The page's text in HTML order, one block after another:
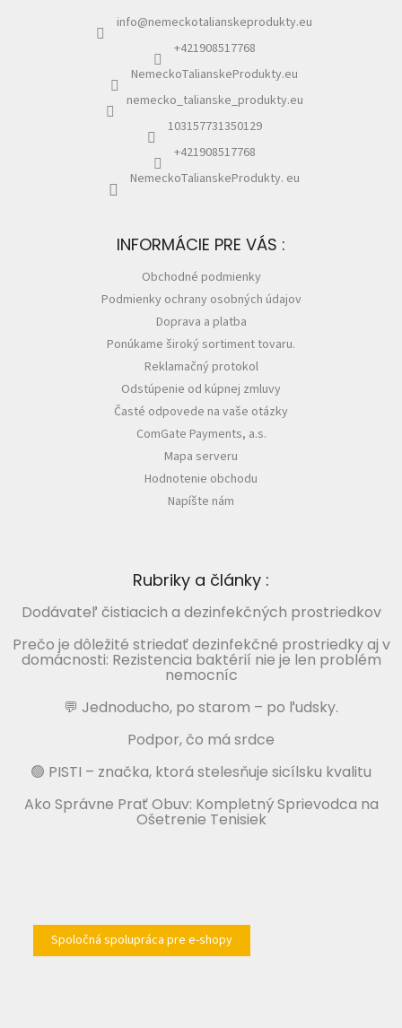
info@nemeckotalianskeprodukty.eu
+421908517768
NemeckoTalianskeProdukty.eu
nemecko_talianske_produkty.eu
103157731350129
+421908517768
NemeckoTalianskeProdukty. eu
INFORMÁCIE PRE VÁS :
Obchodné podmienky
Podmienky ochrany osobných údajov
Doprava a platba
Ponúkame široký sortiment tovaru.
Reklamačný protokol
Odstúpenie od kúpnej zmluvy
Časté odpovede na vaše otázky
ComGate Payments, a.s.
Mapa serveru
Hodnotenie obchodu
Napíšte nám
Rubriky a články :
Dodávateľ čistiacich a dezinfekčných prostriedkov
Prečo je dôležité striedať dezinfekčné prostriedky aj v
domácnosti: Rezistencia baktérií nie je len problém
nemocníc
💬 Jednoducho, po starom – po ľudsky.
Podpor, čo má srdce
🟢 PISTI – značka, ktorá stelesňuje sicílsku kvalitu
Ako Správne Prať Obuv: Kompletný Sprievodca na
Ošetrenie Tenisiek
Spoločná spolupráca pre e-shopy